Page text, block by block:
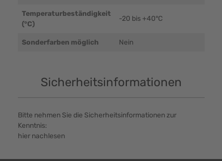
Temperaturbeständigkeit
(°C)
-20 bis +40°C
Sonderfarben möglich Nein
Sicherheitsinformationen
Bitte nehmen Sie die Sicherheitsinformationen zur
Kenntnis:
hier nachlesen